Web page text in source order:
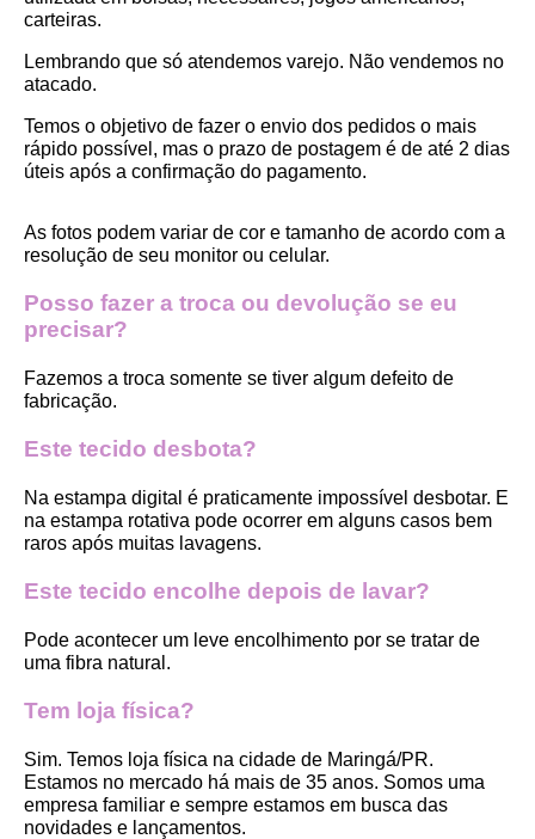
carteiras.
Lembrando que só atendemos varejo. Não vendemos no
atacado.
Temos o objetivo de fazer o envio dos pedidos o mais
rápido possível, mas o prazo de postagem é de até 2 dias
úteis após a confirmação do pagamento.
As fotos podem variar de cor e tamanho de acordo com a
resolução de seu monitor ou celular.
Posso fazer a troca ou devolução se eu
precisar?
Fazemos a troca somente se tiver algum defeito de
fabricação.
Este tecido desbota?
Na estampa digital é praticamente impossível desbotar. E
na estampa rotativa pode ocorrer em alguns casos bem
raros após muitas lavagens.
Este tecido encolhe depois de lavar?
Pode acontecer um leve encolhimento por se tratar de
uma fibra natural.
Tem loja física?
Sim. Temos loja física na cidade de Maringá/PR.
Estamos no mercado há mais de 35 anos. Somos uma
empresa familiar e sempre estamos em busca das
novidades e lançamentos.